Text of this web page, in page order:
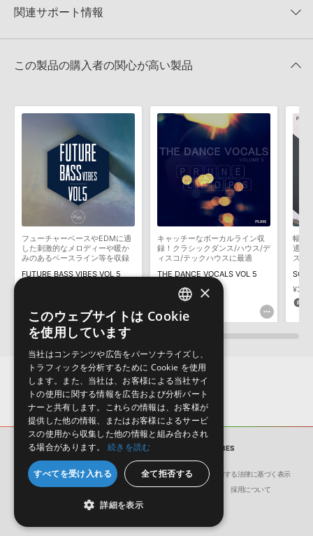
★1
0%
4GBを超えるデータに関するご注意：
FAT32でフォーマットされた
きます際には、NTFSやHFS＋でフォーマットされたHDDをご用意
いただく必要がございます。
知らせするメールの2通が送信されます。メールに記載されており
ます説明に沿って、製品のダウンロード／導入を行って下さい。
サンプルパック製品には、原則として日本語版操作マニュアルをご
用意しておりません。ご購入後のご不明点や詳細に関するお問い合
わせなどはテクニカルサポート
までご連絡ください。
デモソングは、製品収録サウンドを使ってできることを紹介するた
めのデモンストレーション用の楽曲です。原則として、デモソング
そのものをお使いいただくことはできません。また、デモソングを
構成する全てのサウンドが、サンプルパックに含まれていることを
保証するものではありません。
しかねます。
50%OFF！サマーセール！
関連サポート情報
2022.06.06
マークのついた情報は、該当する製品のご購入ユーザー様専用となって
おります。ご覧頂くには、該当する製品をご購入頂く必要がございます。
DEEP HOUSE VIBESのサポート情報
この製品の購入者の関心が高い製品
フューチャーベースやEDMに適
した刺激的なメロディーや暖か
みのあるベースライン等を収録
FUTURE BASS VIBES VOL 5
キャッチーなボーカルライン収
録！クラシックダンス/ハウス/デ
ィスコ/テックハウスに最適
THE DANCE VOCALS VOL 5
¥3,322
166pt
幅広
適！
スパ
サンプルパック DEEP HOUSE VIBES
会社概要 環境保護（CSR）への取り組み
特定商取引に関する法律に基づく表示
サイト動作環境
利用規約 個人情報の保護について 採用について
ENGLISH
×
このウェブサイトは Cookie
を使用しています
当社はコンテンツや広告をパーソナライズし、
トラフィックを分析するために Cookie を使用
します。また、当社は、お客様による当社サイ
トの使用に関する情報を広告および分析パート
ナーと共有します。これらの情報は、お客様が
提供した他の情報、またはお客様によるサービ
スの使用から収集した他の情報と組み合わされ
る場合があります。
続きを読む
すべてを受け入れる 全て拒否する
詳細を表示